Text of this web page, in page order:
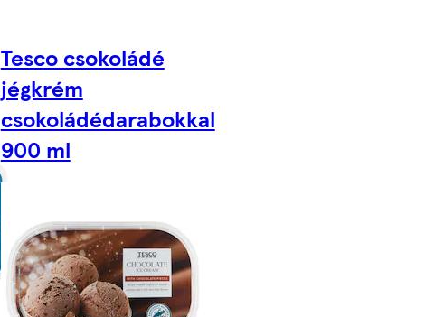
Tesco csokoládé
jégkrém
csokoládédarabokkal
900 ml